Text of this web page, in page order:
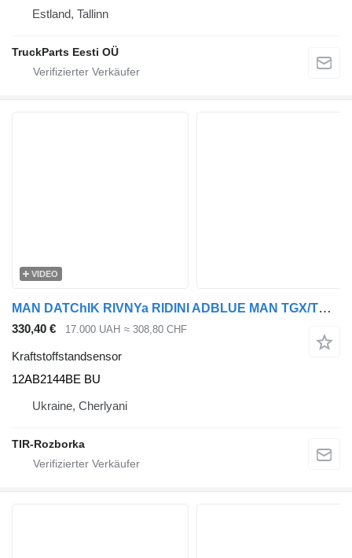
Estland, Tallinn
TruckParts Eesti OÜ
VIDEO
MAN DATChIK RIVNYa RIDINI ADBLUE MAN TGX/TGS 81154086042 12AB2144BE BU Kraftstoffstandsensor für MAN TGS, TGX Sattelzugmaschine
330,40 € 17.000 UAH ≈ 308,80 CHF
Kraftstoffstandsensor
12AB2144BE BU
Ukraine, Cherlyani
TIR-Rozborka